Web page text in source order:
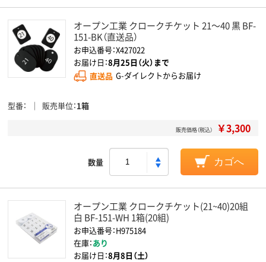
オープン工業 クロークチケット 21～40 黒 BF-
151-BK（直送品）
お申込番号：X427022
お届け日：8月25日（火）まで
直送品 G-ダイレクトからお届け
型番 販売単位 1箱
販売価格（税込） ￥3,300
数量 カゴへ
オープン工業 クロークチケット(21~40)20組
白 BF-151-WH 1箱(20組)
お申込番号：H975184
在庫：あり
お届け日：8月8日（土）